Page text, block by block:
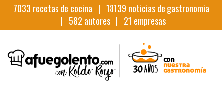
7033 recetas de cocina | 18139 noticias de gastronomia
| 582 autores | 21 empresas